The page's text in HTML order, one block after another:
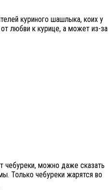
куриного шашлыка, коих у
любви к курице, а может из-за
чебуреки, можно даже сказать
Только чебуреки жарятся во